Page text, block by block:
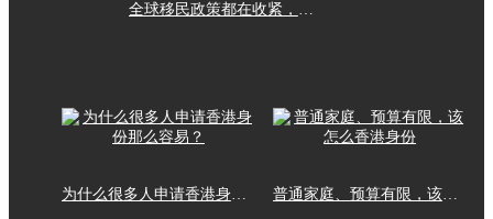
全球移民政策都在收紧，这个欧洲项目
为什么很多人申请香港身份那么容易？ 普通家庭、预算有限，该怎么香港身份